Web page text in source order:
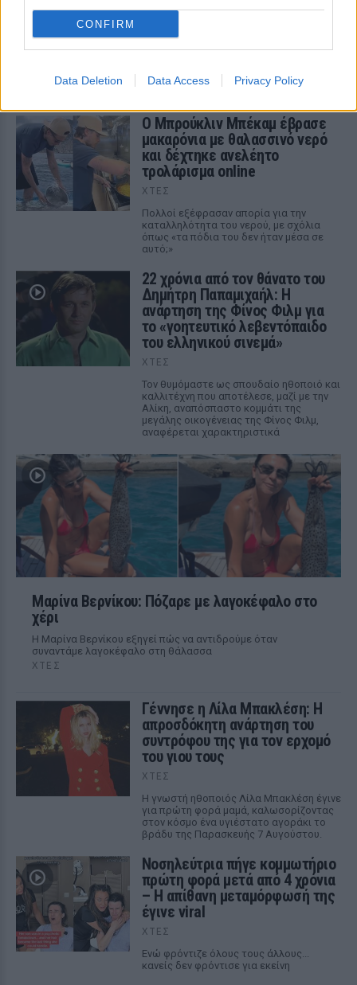
CONFIRM
Data Deletion Data Access Privacy Policy
Ελβετία και κοινή βραδινή
ΧΤΕΣ
με την εικαστικό καταγωγής Σικάγο,
Ο Μπρούκλιν Μπέκαμ έβρασε
μακαρόνια με θαλασσινό νερό
και δέχτηκε ανελέητο
τρολάρισμα online
ΧΤΕΣ
Πολλοί εξέφρασαν απορία για την
καταλληλότητα του νερού, με σχόλια
όπως «τα πόδια του δεν ήταν μέσα σε
αυτό;»
22 χρόνια από τον θάνατο του
Δημήτρη Παπαμιχαήλ: Η
ανάρτηση της Φίνος Φιλμ για
το «γοητευτικό λεβεντόπαιδο
του ελληνικού σινεμά»
ΧΤΕΣ
Τον θυμόμαστε ως σπουδαίο ηθοποιό και
καλλιτέχνη που αποτέλεσε, μαζί με την
Αλίκη, αναπόσπαστο κομμάτι της
μεγάλης οικογένειας της Φίνος Φιλμ,
αναφέρεται χαρακτηριστικά
Μαρίνα Βερνίκου: Πόζαρε με λαγοκέφαλο στο
χέρι
Η Μαρίνα Βερνίκου εξηγεί πώς να αντιδρούμε όταν
συναντάμε λαγοκέφαλο στη θάλασσα
ΧΤΕΣ
Γέννησε η Λίλα Μπακλέση: Η
απροσδόκητη ανάρτηση του
συντρόφου της για τον ερχομό
του γιου τους
ΧΤΕΣ
Η γνωστή ηθοποιός Λίλα Μπακλέση έγινε
για πρώτη φορά μαμά, καλωσορίζοντας
στον κόσμο ένα υγιέστατο αγοράκι το
βράδυ της Παρασκευής 7 Αυγούστου.
Νοσηλεύτρια πήγε κομμωτήριο
πρώτη φορά μετά από 4 χρόνια
– Η απίθανη μεταμόρφωσή της
έγινε viral
ΧΤΕΣ
Ενώ φρόντιζε όλους τους άλλους...
κανείς δεν φρόντισε για εκείνη